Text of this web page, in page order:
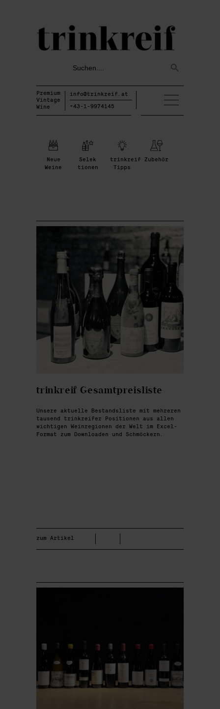
for:
Button
Premium
Vintage
Wine
info@trinkreif.at
+43-1-9974145
Neue
Weine
Selek
tionen
trinkreif
Tipps
Zubehör
trinkreif Gesamtpreisliste
Unsere aktuelle Bestandsliste mit mehreren
tausend trinkreifer Positionen aus allen
wichtigen Weinregionen der Welt im Excel-
Format zum Downloaden und Schmöckern.
zum Artikel